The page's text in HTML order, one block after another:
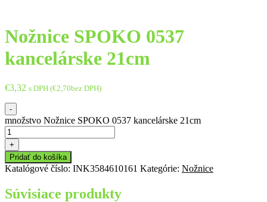
Nožnice SPOKO 0537
kancelárske 21cm
€3,32 s DPH (€2,70bez DPH)
-
množstvo Nožnice SPOKO 0537 kancelárske 21cm
+
Pridať do košíka
Katalógové číslo: INK3584610161 Kategórie: Nožnice
Súvisiace produkty